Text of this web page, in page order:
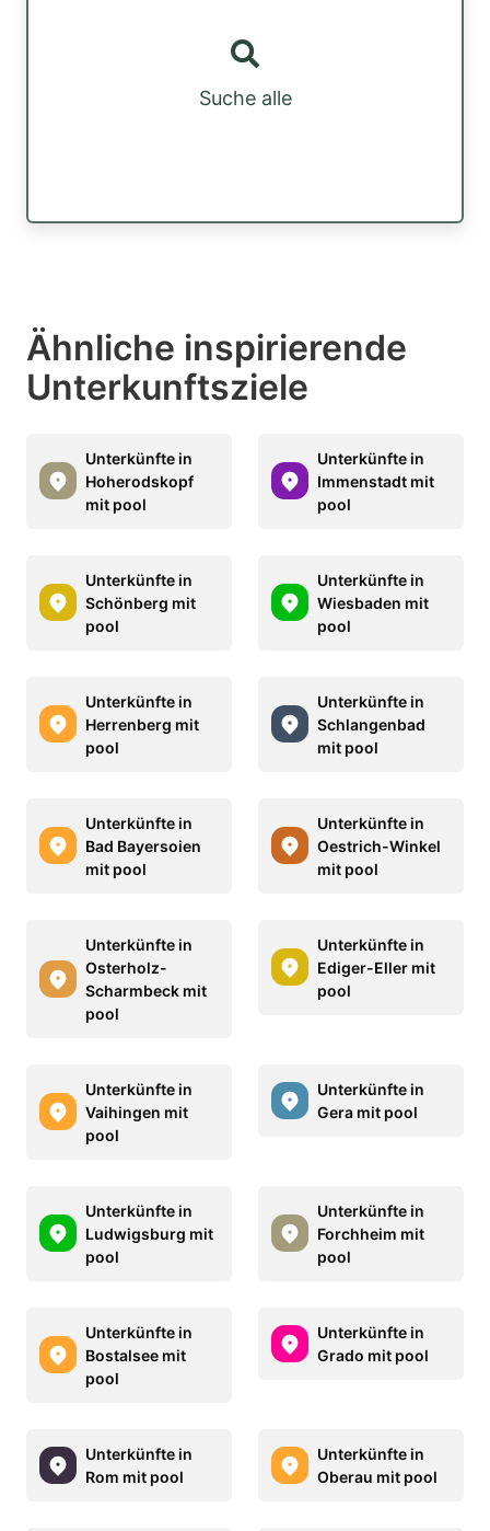
Suche alle
Ähnliche inspirierende
Unterkunftsziele
Unterkünfte in
Hoherodskopf
mit pool
Unterkünfte in
Immenstadt mit
pool
Unterkünfte in
Schönberg mit
pool
Unterkünfte in
Wiesbaden mit
pool
Unterkünfte in
Herrenberg mit
pool
Unterkünfte in
Schlangenbad
mit pool
Unterkünfte in
Bad Bayersoien
mit pool
Unterkünfte in
Oestrich-Winkel
mit pool
Unterkünfte in
Osterholz-
Scharmbeck mit
pool
Unterkünfte in
Ediger-Eller mit
pool
Unterkünfte in
Vaihingen mit
pool
Unterkünfte in
Gera mit pool
Unterkünfte in
Ludwigsburg mit
pool
Unterkünfte in
Forchheim mit
pool
Unterkünfte in
Bostalsee mit
pool
Unterkünfte in
Grado mit pool
Unterkünfte in
Rom mit pool
Unterkünfte in
Oberau mit pool